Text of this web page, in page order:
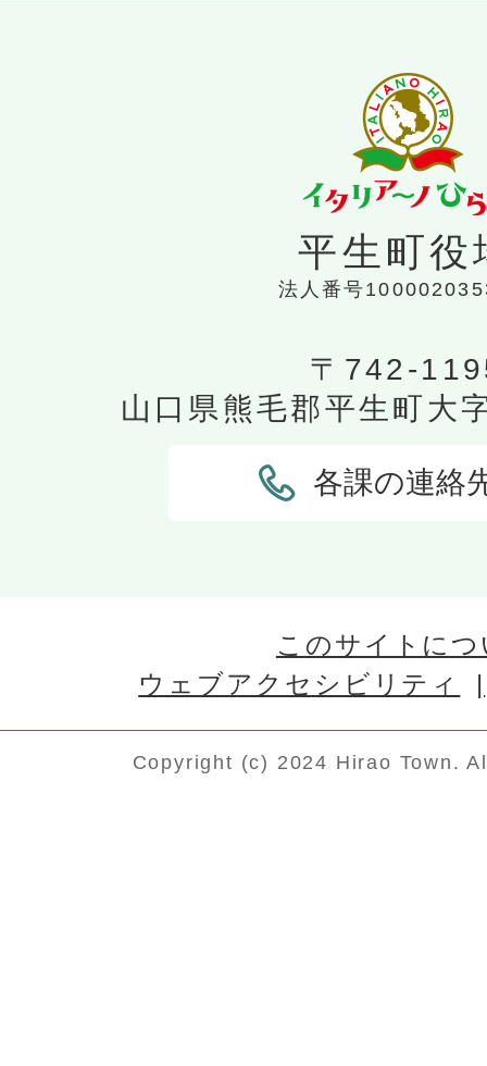
平生町役
法人番号
〒742-
山口県熊毛郡平生町大
各課の連絡
このサイトに
ウェブアクセシビリティ
Copyright (c) 2024 Hirao Town.